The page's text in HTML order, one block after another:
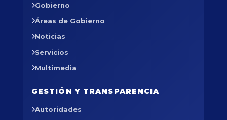
Gobierno
Áreas de Gobierno
Noticias
Servicios
Multimedia
GESTIÓN Y TRANSPARENCIA
Autoridades